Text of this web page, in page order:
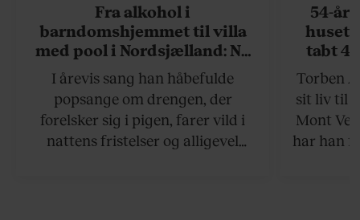
Fra alkohol i
barndomshjemmet til villa
med pool i Nordsjælland: Nu
skal du høre sandheden om
Rasmus Seebach
I årevis sang han håbefulde
popsange om drengen, der
forelsker sig i pigen, farer vild i
nattens fristelser og alligevel
54-
huset
tabt
Torben
sit liv til
Mont
har han